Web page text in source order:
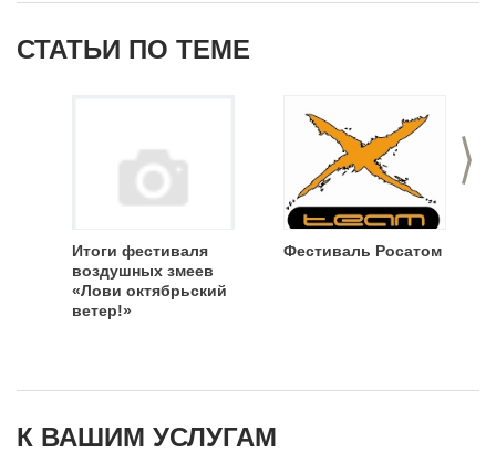
СТАТЬИ ПО ТЕМЕ
>
Итоги фестиваля
воздушных змеев
«Лови октябрьский
ветер!»
Фестиваль Росатом
К ВАШИМ УСЛУГАМ